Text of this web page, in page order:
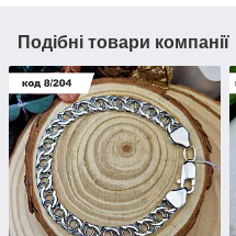
Подібні товари компанії